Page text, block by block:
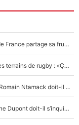
Mis de côté par Fabien Galthié, un joueur du XV de France partage sa frustration : «ils ne me l’ont pas dit tout de suite»
La raison d'être de Matthieu Jalibert en dehors des terrains de rugby : «Ça m'atteint autant que si tu touches à un membre de ma famille»
XV de France - Matthieu Jalibert a tout changé : Romain Ntamack doit-il s’inquiéter pour sa place à un an de la Coupe du monde ?
«Le XV de France est meilleur avec Lucu» : Antoine Dupont doit-il s’inquiéter pour sa place ?